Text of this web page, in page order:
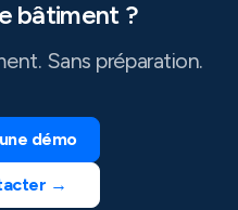
bâtiment ?
Sans préparation.
démo
→